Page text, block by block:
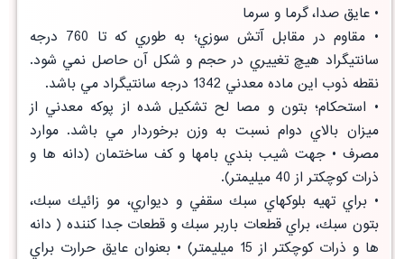
• عايق صدا، گرما و سرما
• مقاوم در مقابل آتش سوزي؛ به طوري كه تا 760 درجه
سانتيگراد هيچ تغييري در حجم و شكل آن حاصل نمي شود.
نقطه ذوب اين ماده معدني 1342 درجه سانتيگراد مي باشد.
• استحكام؛ بتون و مصا لح تشكيل شده از پوكه معدني از
ميزان بالاي دوام نسبت به وزن برخوردار مي باشد. موارد
مصرف • جهت شيب بندي بامها و كف ساختمان (دانه ها و
ذرات كوچكتر از 40 ميليمتر).
• براي تهيه بلوكهاي سبك سقفي و ديواري، مو زائيك سبك،
بتون سبك، براي قطعات باربر سبك و قطعات جدا كننده ( دانه
ها و ذرات كوچكتر از 15 ميليمتر) • بعنوان عايق حرارت براي